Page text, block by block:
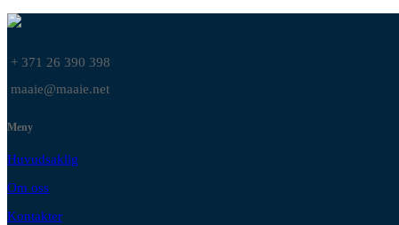
+ 371 26 390 398
maaie@maaie.net
Meny
Huvudsaklig
Om oss
Kontakter